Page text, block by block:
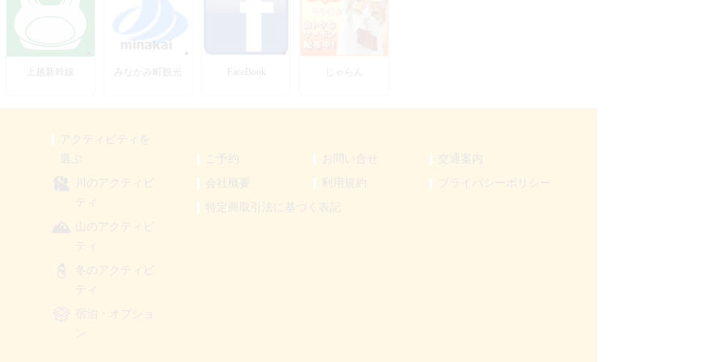
みなかみ町観光 FaceBook じゃらん
アクティビティを
川のアクティビ
ティ
山のアクティビ
ティ
冬のアクティビ
ティ
宿泊・オプショ
ン
ご予約 お問い合せ
交通案内
会社概要
利用規約
プライバシーポリシー
特定商取引法に基づく表記